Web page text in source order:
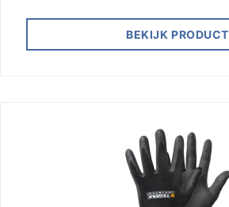
BEKIJK PRODUCT